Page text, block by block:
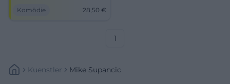
Pointen. 23.01.2026, 20:00
Komödie 28,50 €
1
Kuenstler Mike Supancic